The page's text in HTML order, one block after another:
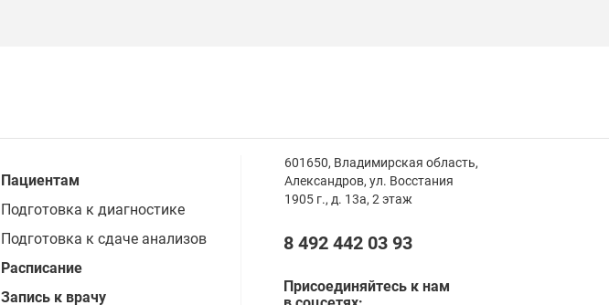
Пациентам
Подготовка к диагностике
Подготовка к сдаче анализов
Расписание
Запись к врачу
601650, Владимирская область,
Александров, ул. Восстания
1905 г., д. 13а, 2 этаж
8 492 442 03 93
Присоединяйтесь к нам